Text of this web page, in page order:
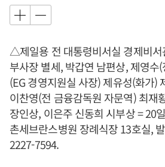
△제일용 전 대통령비서실 경제비서
부사장 별세, 박갑연 남편상, 제영수
(EG 경영지원실 사장) 제유성(화가)
이찬영(전 금융감독원 자문역) 최재
장인상, 이은주 신동희 시부상 = 20
촌세브란스병원 장례식장 13호실,
2227-7594.